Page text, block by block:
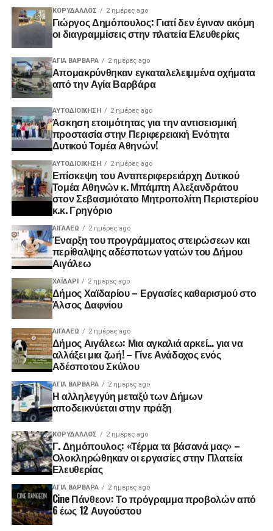
ΚΟΡΥΔΑΛΛΟΣ 2 ημέρες ago
Γιώργος Δημόπουλος: Γιατί δεν έγιναν ακόμη
οι διαγραμμίσεις στην πλατεία Ελευθερίας
ΑΓΙΑ ΒΑΡΒΑΡΑ 2 ημέρες ago
Απομακρύνθηκαν εγκαταλελειμμένα οχήματα
από την Αγία Βαρβάρα
ΑΥΤΟΔΙΟΊΚΗΣΗ 2 ημέρες ago
Άσκηση ετοιμότητας για την αντισεισμική
προστασία στην Περιφερειακή Ενότητα
Δυτικού Τομέα Αθηνών!
ΑΥΤΟΔΙΟΊΚΗΣΗ 2 ημέρες ago
Επίσκεψη του Αντιπεριφερειάρχη Δυτικού
Τομέα Αθηνών κ. Μπάμπη Αλεξανδράτου
στον Σεβασμιότατο Μητροπολίτη Περιστερίου
κ.κ. Γρηγόριο
ΑΙΓΑΛΕΩ 2 ημέρες ago
Έναρξη του προγράμματος στειρώσεων και
περίθαλψης αδέσποτων γατών του Δήμου
Αιγάλεω
ΧΑΪΔΑΡΙ 2 ημέρες ago
Δήμος Χαϊδαρίου – Εργασίες καθαρισμού στο
Άλσος Δαφνίου
ΑΙΓΑΛΕΩ 2 ημέρες ago
Δήμος Αιγάλεω: Μια αγκαλιά αρκεί… για να
αλλάξει μια ζωή! – Γίνε Ανάδοχος ενός
Αδέσποτου Σκύλου
ΑΓΙΑ ΒΑΡΒΑΡΑ 2 ημέρες ago
Η αλληλεγγύη μεταξύ των Δήμων
αποδεικνύεται στην πράξη
ΚΟΡΥΔΑΛΛΟΣ 2 ημέρες ago
Γ. Δημόπουλος: «Τέρμα τα βάσανά μας» –
Ολοκληρώθηκαν οι εργασίες στην Πλατεία
Ελευθερίας
ΑΓΙΑ ΒΑΡΒΑΡΑ 2 ημέρες ago
Cine Πάνθεον: Το πρόγραμμα προβολών από
6 έως 12 Αυγούστου